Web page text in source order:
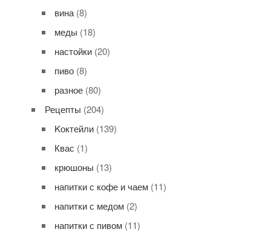
вина (8)
меды (18)
настойки (20)
пиво (8)
разное (80)
Рецепты (204)
Kоктейли (139)
Квас (1)
крюшоны (13)
напитки с кофе и чаем (11)
напитки с медом (2)
напитки с пивом (11)